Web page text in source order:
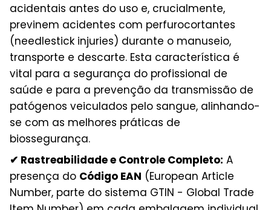
acidentais antes do uso e, crucialmente,
previnem acidentes com perfurocortantes
(needlestick injuries) durante o manuseio,
transporte e descarte. Esta característica é
vital para a segurança do profissional de
saúde e para a prevenção da transmissão de
patógenos veiculados pelo sangue, alinhando-
se com as melhores práticas de
biossegurança.
✔ Rastreabilidade e Controle Completo: A
presença do Código EAN (European Article
Number, parte do sistema GTIN - Global Trade